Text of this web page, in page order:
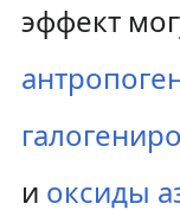
эффект
и оксиды